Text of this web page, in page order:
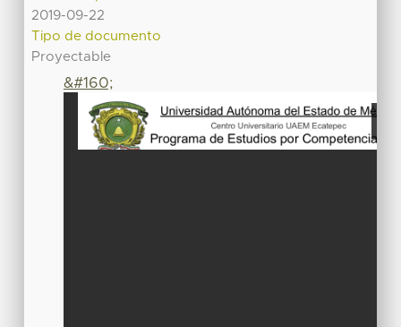
2019-09-22
Tipo de documento
Proyectable
&#160;